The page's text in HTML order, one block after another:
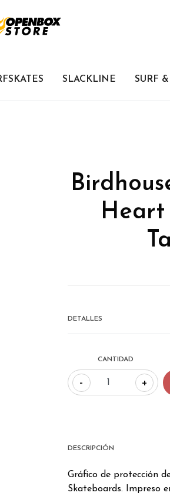
SLACKLINE SURF
Heart
DETALLES
CANTIDAD
- +
DESCRIPCIÓN
Gráfico de protección
Skateboards. Impreso